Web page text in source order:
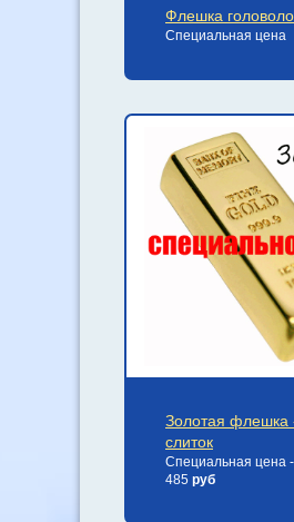
Флешка
Специальная цена
Золотая флешка
слиток
Специальная цена
485 руб